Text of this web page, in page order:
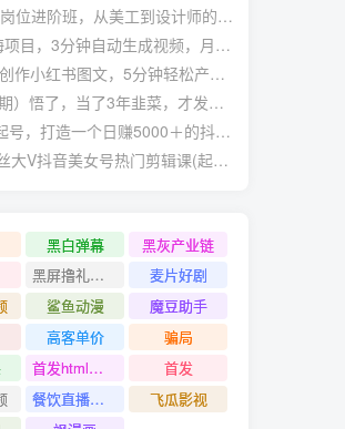
阶班，从美工到设计师的蜕变（4节视频课程）
目，3分钟自动生成视频，月入过万
书图文，5分钟轻松产出300条小红书爆款笔记！
当了3年韭菜，才发现网赚圈年赚100万的核心是卖项目，含泪分享！
造一个日赚5000＋的抖音壁纸号（价值688）
美女号热门剪辑课(起号 过原创 素材来源 无人直播 变现)
黑白弹幕
黑灰产业链
黑屏撸礼物撸门票
麦片好剧
鲨鱼动漫
魔豆助手
高客单价
骗局
首发html小霸王游戏网站搭建项目
首发
餐饮直播引流
飞瓜影视